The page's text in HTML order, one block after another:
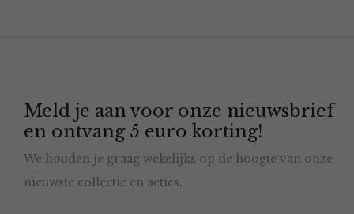
Meld je aan voor onze nieuwsbrief
en ontvang 5 euro korting!
We houden je graag wekelijks op de hoogte van onze
nieuwste collectie en acties.